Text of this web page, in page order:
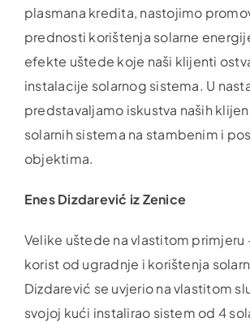
plasmana kredita, nastojimo
prednosti korištenja solarne
efekte uštede koje naši klijenti
instalacije solarnog sistema. U
predstavaljamo iskustva naših
solarnih sistema na stambenim i
objektima.
Enes Dizdarević iz Zenice
Velike uštede na vlastitom primjeru
korist od ugradnje i korištenja
Dizdarević se uvjerio na vlastitom
svojoj kući instalirao sistem od 4